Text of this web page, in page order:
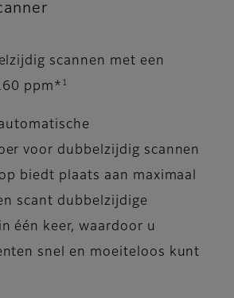
scannen met een
ppm*
voor dubbelzijdig scannen
biedt plaats aan maximaal
scant dubbelzijdige
één keer, waardoor u
snel en moeiteloos kunt